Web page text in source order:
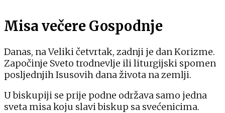
Misa večere Gospodnje
Danas, na Veliki četvrtak, zadnji je dan Korizme.
Započinje Sveto trodnevlje ili liturgijski spomen
posljednjih Isusovih dana života na zemlji.
U biskupiji se prije podne održava samo jedna
sveta misa koju slavi biskup sa svećenicima.